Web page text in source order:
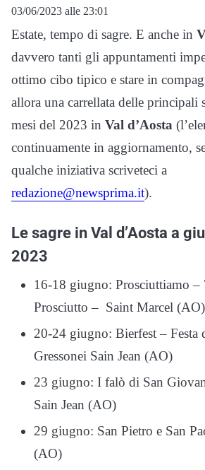
03/06/2023 alle 23:01
Estate, tempo di sagre. E anche in
davvero tanti gli appuntamenti
ottimo cibo tipico e stare in
allora una carrellata delle principali
mesi del 2023 in Val d’Aosta
continuamente in aggiornamento,
qualche iniziativa scriveteci a
redazione@newsprima.it).
Le sagre in Val d’Aosta a
2023
16-18 giugno: Prosciuttiamo –
Prosciutto – Saint Marcel (AO)
20-24 giugno: Bierfest –
Gressonei Sain Jean (AO)
23 giugno: I falò di San
Sain Jean (AO)
29 giugno: San Pietro e San
(AO)